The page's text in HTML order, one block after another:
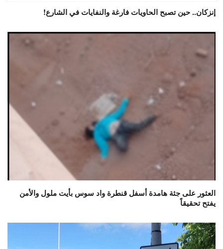
إنزكان.. حين تصبح الحاويات فارغة والنفايات في الشارع!
العثور على جثة هامدة أسفل قنطرة واد سوس بأيت ملول والأمن
يفتح تحقيقاً